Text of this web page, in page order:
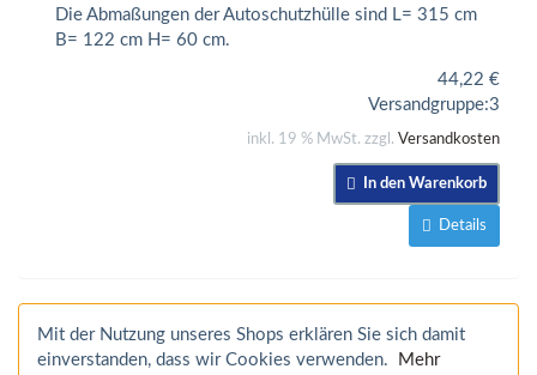
Die Abmaßungen der Autoschutzhülle sind L= 315 cm
B= 122 cm H= 60 cm.
44,22 €
Versandgruppe:3
inkl. 19 % MwSt. zzgl. Versandkosten
In den Warenkorb
Details
Mit der Nutzung unseres Shops erklären Sie sich damit
einverstanden, dass wir Cookies verwenden.
Mehr